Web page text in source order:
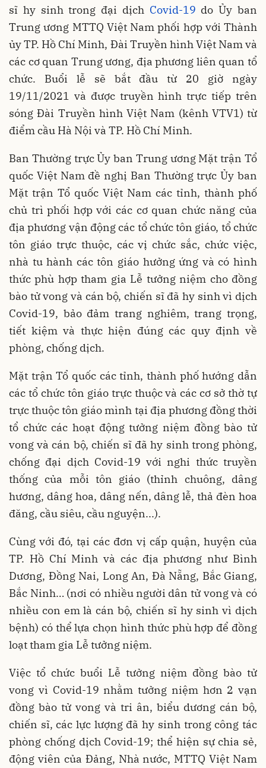
sĩ hy sinh trong đại dịch Covid-19 do Ủy ban
Trung ương MTTQ Việt Nam phối hợp với Thành
ủy TP. Hồ Chí Minh, Đài Truyền hình Việt Nam và
các cơ quan Trung ương, địa phương liên quan tổ
chức. Buổi lễ sẽ bắt đầu từ 20 giờ ngày
19/11/2021 và được truyền hình trực tiếp trên
sóng Đài Truyền hình Việt Nam (kênh VTV1) từ
điểm cầu Hà Nội và TP. Hồ Chí Minh.
Ban Thường trực Ủy ban Trung ương Mặt trận Tổ
quốc Việt Nam đề nghị Ban Thường trực Ủy ban
Mặt trận Tổ quốc Việt Nam các tỉnh, thành phố
chủ trì phối hợp với các cơ quan chức năng của
địa phương vận động các tổ chức tôn giáo, tổ chức
tôn giáo trực thuộc, các vị chức sắc, chức việc,
nhà tu hành các tôn giáo hưởng ứng và có hình
thức phù hợp tham gia Lễ tưởng niệm cho đồng
bào tử vong và cán bộ, chiến sĩ đã hy sinh vì dịch
Covid-19, bảo đảm trang nghiêm, trang trọng,
tiết kiệm và thực hiện đúng các quy định về
phòng, chống dịch.
Mặt trận Tổ quốc các tỉnh, thành phố hướng dẫn
các tổ chức tôn giáo trực thuộc và các cơ sở thờ tự
trực thuộc tôn giáo mình tại địa phương đồng thời
tổ chức các hoạt động tưởng niệm đồng bào tử
vong và cán bộ, chiến sĩ đã hy sinh trong phòng,
chống đại dịch Covid-19 với nghi thức truyền
thống của mỗi tôn giáo (thỉnh chuông, dâng
hương, dâng hoa, dâng nến, dâng lễ, thả đèn hoa
đăng, cầu siêu, cầu nguyện...).
Cùng với đó, tại các đơn vị cấp quận, huyện của
TP. Hồ Chí Minh và các địa phương như Bình
Dương, Đồng Nai, Long An, Đà Nẵng, Bắc Giang,
Bắc Ninh… (nơi có nhiều người dân tử vong và có
nhiều con em là cán bộ, chiến sĩ hy sinh vì dịch
bệnh) có thể lựa chọn hình thức phù hợp để đồng
loạt tham gia Lễ tưởng niệm.
Việc tổ chức buổi Lễ tưởng niệm đồng bào tử
vong vì Covid-19 nhằm tưởng niệm hơn 2 vạn
đồng bào tử vong và tri ân, biểu dương cán bộ,
chiến sĩ, các lực lượng đã hy sinh trong công tác
phòng chống dịch Covid-19; thể hiện sự chia sẻ,
động viên của Đảng, Nhà nước, MTTQ Việt Nam